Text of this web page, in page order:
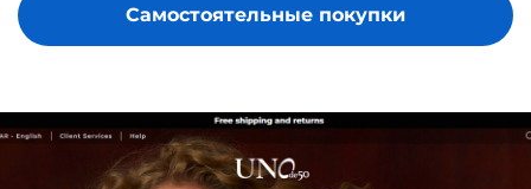
Самостоятельные покупки